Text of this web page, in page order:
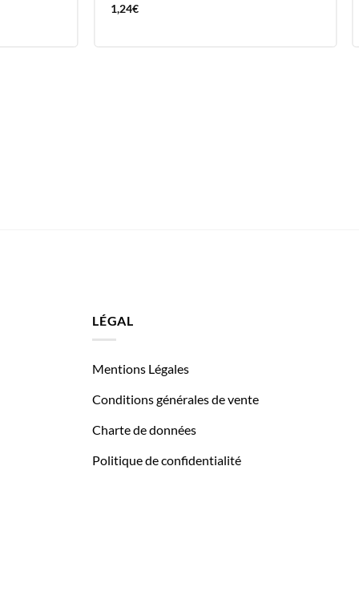
1,24€
LÉGAL
Mentions Légales
Conditions générales de vente
Charte de données
Politique de confidentialité